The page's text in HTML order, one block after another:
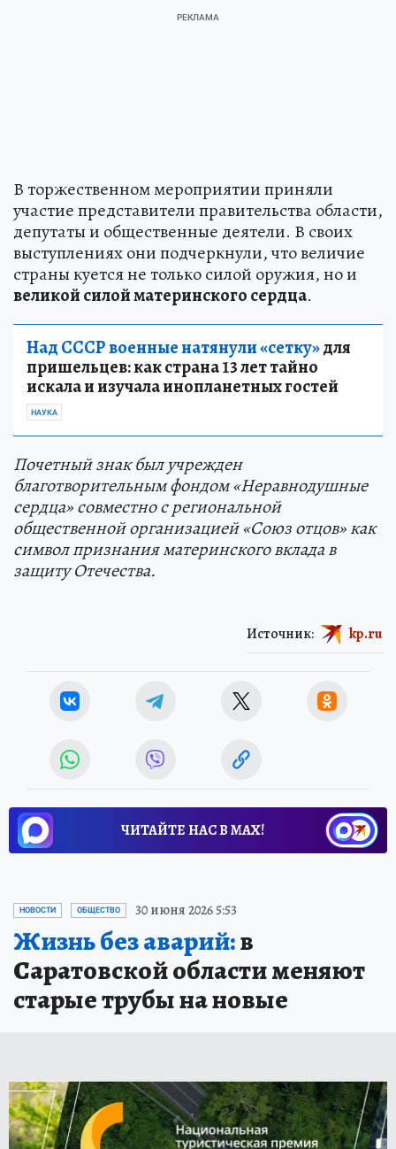
В торжественном мероприятии приняли
участие представители правительства области,
депутаты и общественные деятели. В своих
выступлениях они подчеркнули, что величие
страны куется не только силой оружия, но и
великой силой материнского сердца.
Над СССР военные натянули «сетку»для
пришельцев: как страна 13 лет тайно
искала и изучала инопланетных гостей
НАУКА
Почетный знак был учрежден
благотворительным фондом «Неравнодушные
сердца» совместно с региональной
общественной организацией «Союз отцов» как
символ признания материнского вклада в
защиту Отечества.
Источник: kp.ru
ЧИТАЙТЕ НАС В МАХ!
НОВОСТИ ОБЩЕСТВО 30 июня 2026 5:53
Жизнь без аварий:в
Саратовской области меняют
старые трубы на новые